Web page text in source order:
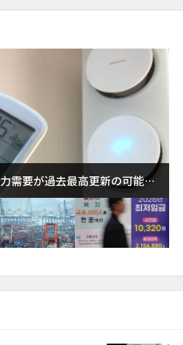
需要が過去最高更新の可能性